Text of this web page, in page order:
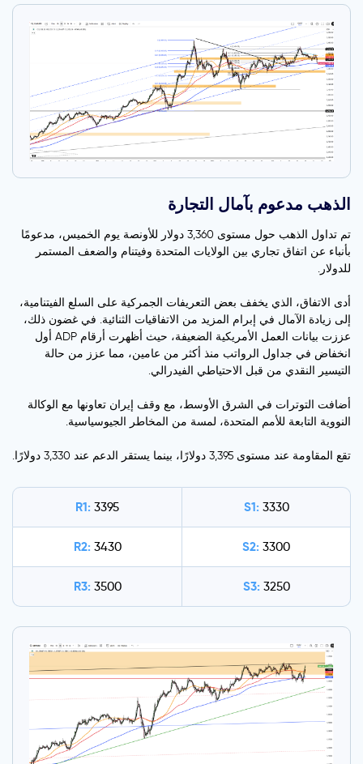
الذهب مدعوم بآمال التجارة
تم تداول الذهب حول مستوى 3,360 دولار للأونصة يوم الخميس، مدعومًا
بأنباء عن اتفاق تجاري بين الولايات المتحدة وفيتنام والضعف المستمر
للدولار.
أدى الاتفاق، الذي يخفف بعض التعريفات الجمركية على السلع الفيتنامية،
إلى زيادة الآمال في إبرام المزيد من الاتفاقيات الثنائية. في غضون ذلك،
عززت بيانات العمل الأمريكية الضعيفة، حيث أظهرت أرقام ADP أول
انخفاض في جداول الرواتب منذ أكثر من عامين، مما عزز من حالة
التيسير النقدي من قبل الاحتياطي الفيدرالي.
أضافت التوترات في الشرق الأوسط، مع وقف إيران تعاونها مع الوكالة
النووية التابعة للأمم المتحدة، لمسة من المخاطر الجيوسياسية.
تقع المقاومة عند مستوى 3,395 دولارًا، بينما يستقر الدعم عند 3,330 دولارًا.
R1: 3395 S1: 3330
R2: 3430 S2: 3300
R3: 3500 S3: 3250